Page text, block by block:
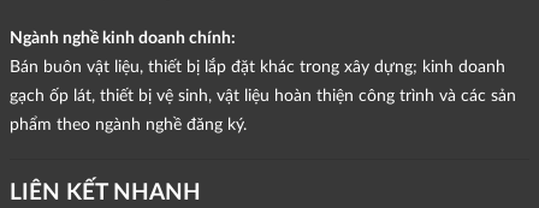
Ngành nghề kinh doanh chính:
Bán buôn vật liệu, thiết bị lắp đặt khác trong xây dựng; kinh doanh
gạch ốp lát, thiết bị vệ sinh, vật liệu hoàn thiện công trình và các sản
phẩm theo ngành nghề đăng ký.
LIÊN KẾT NHANH